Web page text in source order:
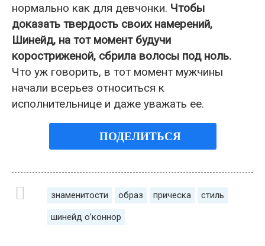
нормально как для девчонки. Чтобы
доказать твердость своих намерений,
Шинейд, на тот момент будучи
коростриженой, сбрила волосы под ноль.
Что уж говорить, в тот момент мужчины
начали всерьез относиться к
исполнительнице и даже уважать ее.
ПОДЕЛИТЬСЯ
знаменитости образ прическа стиль
шинейд о’коннор